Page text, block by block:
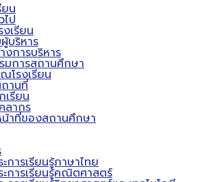
ยน
ป
งเรียน
บริหาร
งการบริหาร
มการสถานศึกษา
โรงเรียน
านที่
เรียน
ลากร
น้าที่ของสถานศึกษา
การเรียนรู้ภาษาไทย
การเรียนรู้คณิตศาสตร์